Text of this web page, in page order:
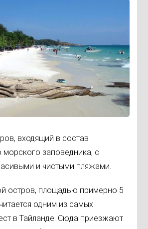
входящий в состав
морского заповедника, с
и чистыми пляжами.
остров, площадью примерно 5
одним из самых
в Тайланде. Сюда приезжают